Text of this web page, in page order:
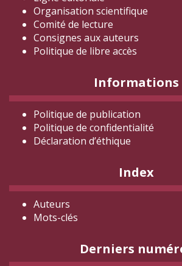
Organisation scientifique
Comité de lecture
Consignes aux auteurs
Politique de libre accès
Informations
Politique de publication
Politique de confidentialité
Déclaration d’éthique
Index
Auteurs
Mots-clés
Derniers